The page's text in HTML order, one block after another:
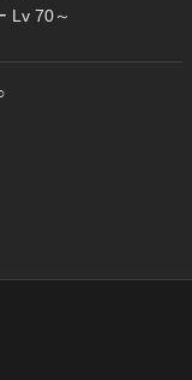
Lv 70～